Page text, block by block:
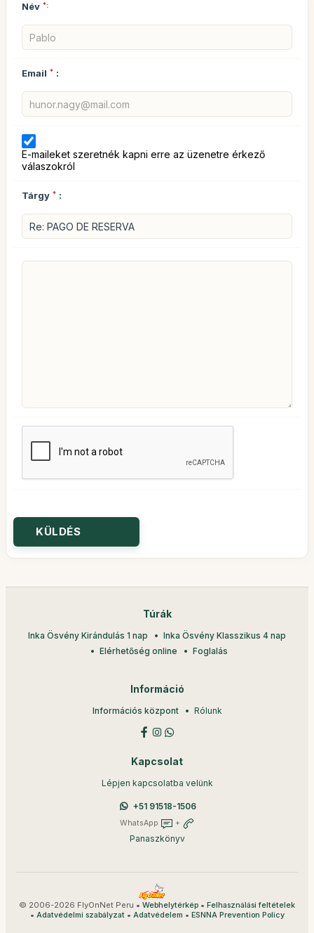
Név *:
Email * :
E-maileket szeretnék kapni erre az üzenetre érkező
válaszokról
Tárgy * :
Túrák
Inka Ösvény Kirándulás 1 nap
Inka Ösvény Klasszikus 4 nap
Elérhetőség online
Foglalás
Információ
Információs központ Rólunk
Kapcsolat
Lépjen kapcsolatba velünk
+51 91518-1506
WhatsApp +
Panaszkönyv
© 2006-2026 FlyOnNet Peru • Webhelytérkép • Felhasználási feltételek
• Adatvédelmi szabályzat• Adatvédelem • ESNNA Prevention Policy